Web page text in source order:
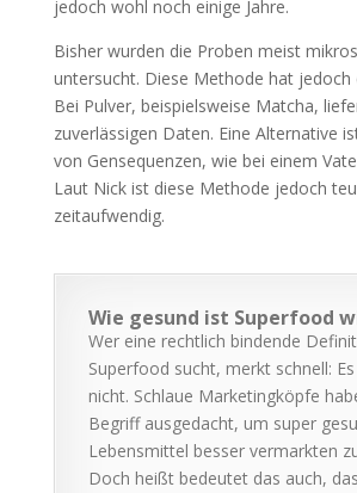
jedoch wohl noch einige Jahre.
Bisher wurden die Proben meist
untersucht. Diese Methode hat jedoch
Bei Pulver, beispielsweise Matcha,
zuverlässigen Daten. Eine Alternative
von Gensequenzen, wie bei einem
Laut Nick ist diese Methode jedoch
zeitaufwendig.
Wie gesund ist Superfood
Wer eine rechtlich bindende
Superfood sucht, merkt schnell:
nicht. Schlaue Marketingköpfe
Begriff ausgedacht, um super
Lebensmittel besser vermarkten
Doch heißt bedeutet das auch,